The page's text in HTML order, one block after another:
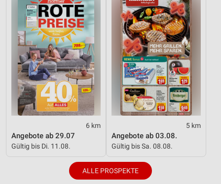
6 km
Angebote ab 29.07
Gültig bis Di. 11.08.
5 km
Angebote ab 03.08.
Gültig bis Sa. 08.08.
ALLE PROSPEKTE